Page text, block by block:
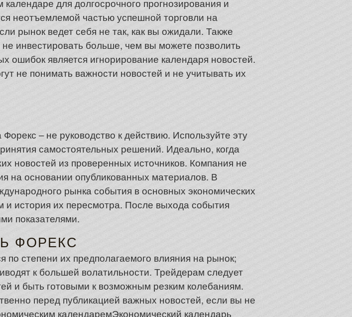
для долгосрочного прогнозирования и
неотъемлемой частью успешной торговли на
рынок ведет себя не так, как вы ожидали. Также
инвестировать больше, чем вы можете позволить
ошибок является игнорирование календаря новостей.
не понимать важности новостей и не учитывать их
– не руководство к действию. Используйте эту
самостоятельных решений. Идеально, когда
новостей из проверенных источников. Компания не
на основании опубликованных материалов. В
рынка события в основных экономических
и история их пересмотра. После выхода события
показателями.
ФОРЕКС
степени их предполагаемого влияния на рынок;
к большей волатильности. Трейдерам следует
и быть готовыми к возможным резким колебаниям.
перед публикацией важных новостей, если вы не
календаремЭкономический календарь